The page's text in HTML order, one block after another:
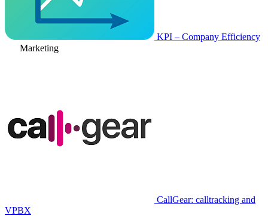
KPI – Company Efficiency
Marketing
CallGear: calltracking and
VPBX